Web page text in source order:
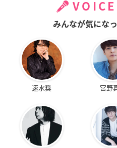
みんなが気にな
速水奨 宮野